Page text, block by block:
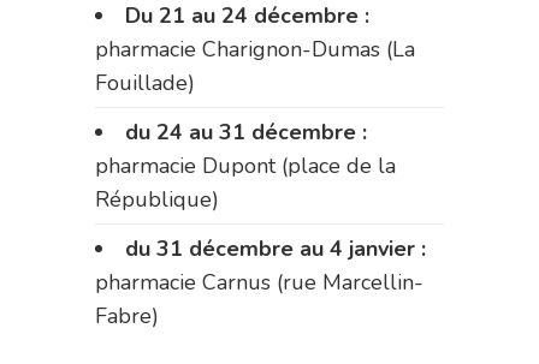
Du 21 au 24 décembre :
pharmacie Charignon-Dumas (La
Fouillade)
du 24 au 31 décembre :
pharmacie Dupont (place de la
République)
du 31 décembre au 4 janvier :
pharmacie Carnus (rue Marcellin-
Fabre)